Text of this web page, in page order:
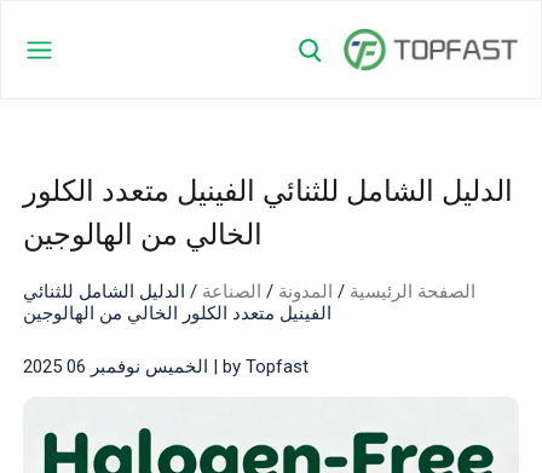
الدليل الشامل للثنائي الفينيل متعدد الكلور
الخالي من الهالوجين
الصفحة الرئيسية / المدونة / الصناعة / الدليل الشامل للثنائي
الفينيل متعدد الكلور الخالي من الهالوجين
by Topfast | الخميس نوفمبر 06 2025